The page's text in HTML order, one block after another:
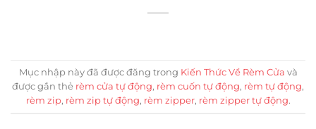
Mục nhập này đã được đăng trong Kiến Thức Về Rèm Cửa và
được gắn thẻ rèm cửa tự động, rèm cuốn tự động, rèm tự động,
rèm zip, rèm zip tự động, rèm zipper, rèm zipper tự động.